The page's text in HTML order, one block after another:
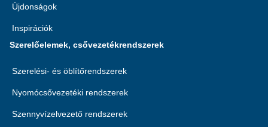
Újdonságok
Inspirációk
Szerelőelemek, csővezetékrendszerek
Szerelési- és öblítőrendszerek
Nyomócsővezetéki rendszerek
Szennyvízelvezető rendszerek